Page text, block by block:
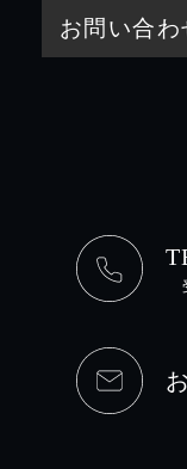
お問い合わ